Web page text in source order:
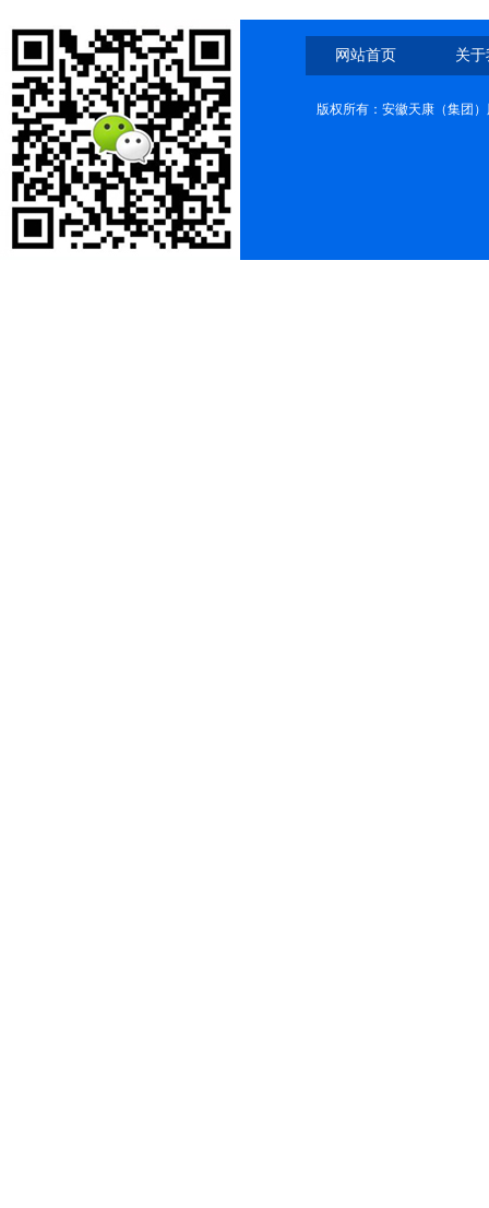
网站首页 关
版权所有：安徽天康（集团